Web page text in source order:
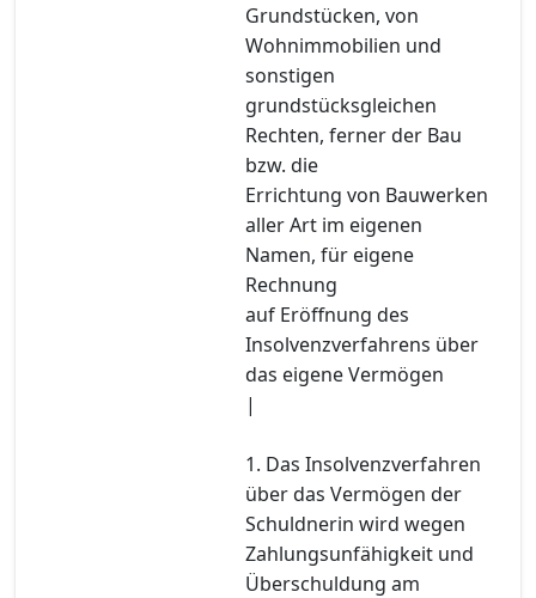
Grundstücken, von
Wohnimmobilien und
sonstigen
grundstücksgleichen
Rechten, ferner der Bau
bzw. die
Errichtung von Bauwerken
aller Art im eigenen
Namen, für eigene
Rechnung
auf Eröffnung des
Insolvenzverfahrens über
das eigene Vermögen
|
1. Das Insolvenzverfahren
über das Vermögen der
Schuldnerin wird wegen
Zahlungsunfähigkeit und
Überschuldung am